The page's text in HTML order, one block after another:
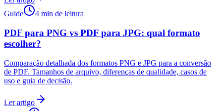
Guide
4 min de leitura
PDF para PNG vs PDF para JPG: qual formato
escolher?
Comparação detalhada dos formatos PNG e JPG para a conversão
de PDF. Tamanhos de arquivo, diferenças de qualidade, casos de
uso e guia de decisão.
Ler artigo